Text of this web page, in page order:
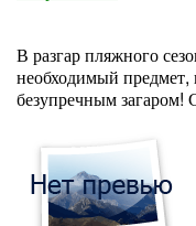
В разгар пляжного
необходимый предмет,
безупречным загаром!